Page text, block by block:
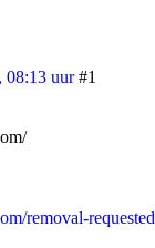
08:13 uur #1
removal-requested